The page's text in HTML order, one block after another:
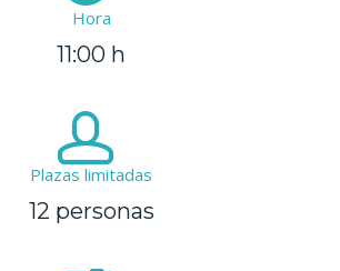
Hora
11:00 h
Plazas limitadas
12 personas